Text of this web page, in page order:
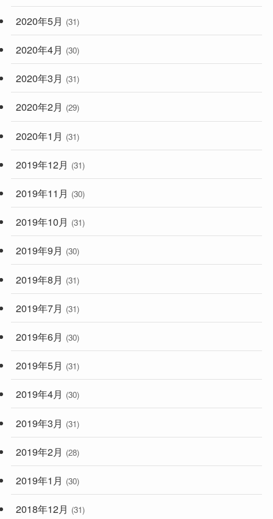
2020年5月 (31)
2020年4月 (30)
2020年3月 (31)
2020年2月 (29)
2020年1月 (31)
2019年12月 (31)
2019年11月 (30)
2019年10月 (31)
2019年9月 (30)
2019年8月 (31)
2019年7月 (31)
2019年6月 (30)
2019年5月 (31)
2019年4月 (30)
2019年3月 (31)
2019年2月 (28)
2019年1月 (30)
2018年12月 (31)